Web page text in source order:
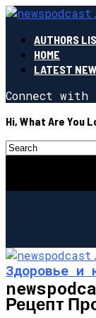
AUTHORS
HOME
LATEST
Connect with
Hi, What Are You
Здоровье и
Рецепт